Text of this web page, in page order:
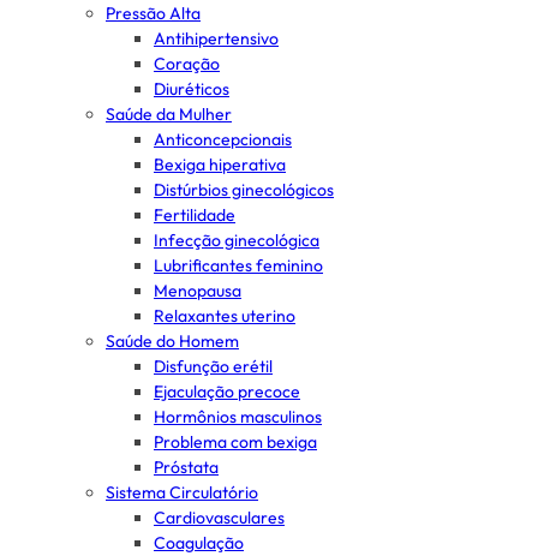
Pressão Alta
Antihipertensivo
Coração
Diuréticos
Saúde da Mulher
Anticoncepcionais
Bexiga hiperativa
Distúrbios ginecológicos
Fertilidade
Infecção ginecológica
Lubrificantes feminino
Menopausa
Relaxantes uterino
Saúde do Homem
Disfunção erétil
Ejaculação precoce
Hormônios masculinos
Problema com bexiga
Próstata
Sistema Circulatório
Cardiovasculares
Coagulação